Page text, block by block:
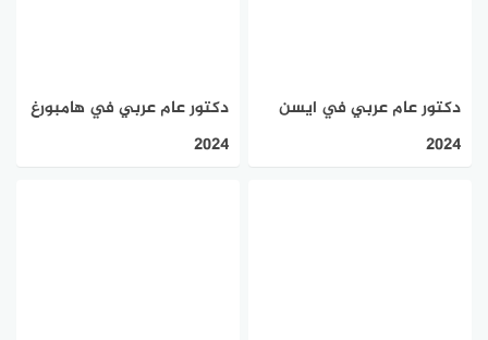
دكتور عام عربي في ايسن
2024
دكتور عام عربي في هامبورغ
2024